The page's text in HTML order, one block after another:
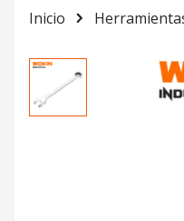
Inicio